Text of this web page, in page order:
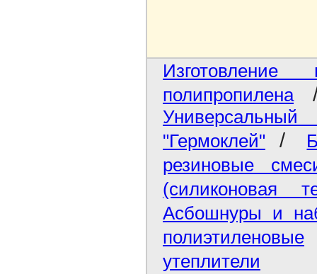
полипропилена
"Гермоклей" /
резиновые
(силиконовая
Асбошнуры и
полиэтиленовые
утеплители